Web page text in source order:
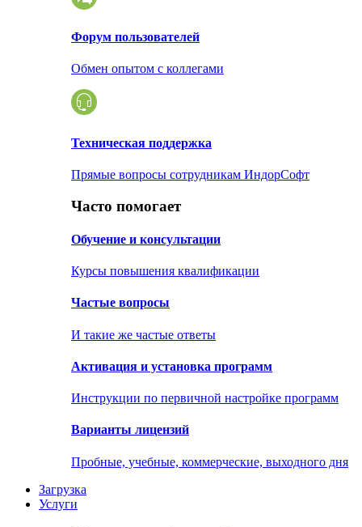
Форум пользователей
Обмен опытом с коллегами
Техническая поддержка
Прямые вопросы сотрудникам ИндорСофт
Часто помогает
Обучение и консультации
Курсы повышения квалификации
Частые вопросы
И такие же частые ответы
Активация и установка программ
Инструкции по первичной настройке программ
Варианты лицензий
Пробные, учебные, коммерческие, выходного дня
Загрузка
Услуги